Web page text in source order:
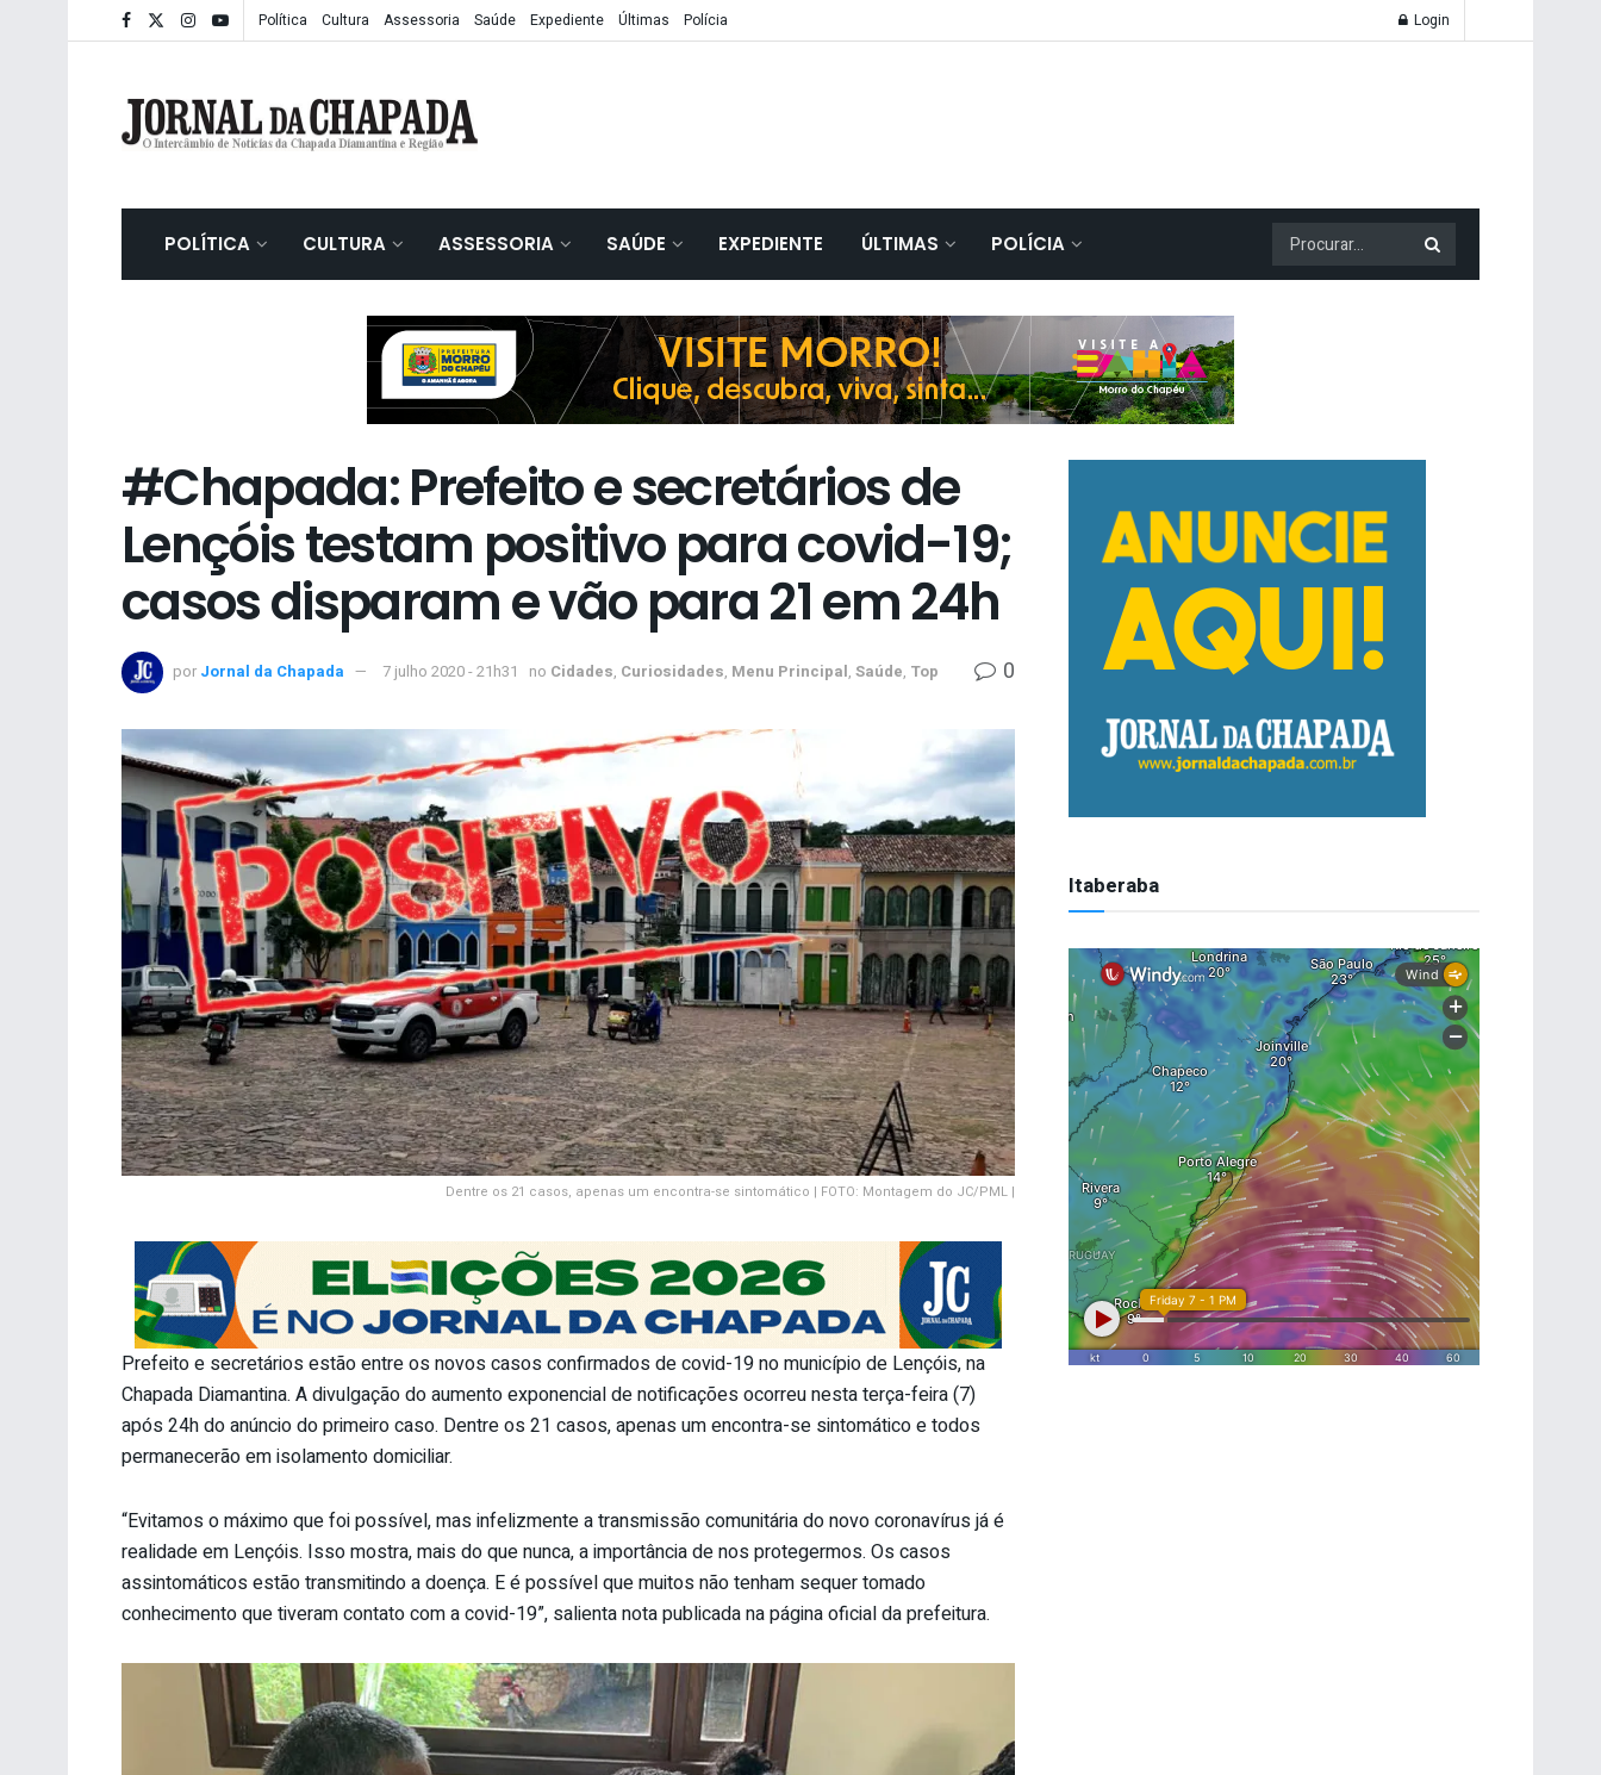
Política Cultura Assessoria Saúde Expediente Últimas Polícia Login
POLÍTICA CULTURA ASSESSORIA SAÚDE EXPEDIENTE ÚLTIMAS POLÍCIA
#Chapada: Prefeito e secretários de
Lençóis testam positivo para covid-19;
casos disparam e vão para 21 em 24h
por Jornal da Chapada 7 julho 2020 - 21h31 no Cidades, Curiosidades, Menu Principal, Saúde, Top 0
Dentre os 21 casos, apenas um encontra-se sintomático | FOTO: Montagem do JC/PML |
Prefeito e secretários estão entre os novos casos confirmados de covid-19 no município de Lençóis, na
Chapada Diamantina. A divulgação do aumento exponencial de notificações ocorreu nesta terça-feira (7)
após 24h do anúncio do primeiro caso. Dentre os 21 casos, apenas um encontra-se sintomático e todos
permanecerão em isolamento domiciliar.
“Evitamos o máximo que foi possível, mas infelizmente a transmissão comunitária do novo coronavírus já é
realidade em Lençóis. Isso mostra, mais do que nunca, a importância de nos protegermos. Os casos
assintomáticos estão transmitindo a doença. E é possível que muitos não tenham sequer tomado
conhecimento que tiveram contato com a covid-19”, salienta nota publicada na página oficial da prefeitura.
Itaberaba